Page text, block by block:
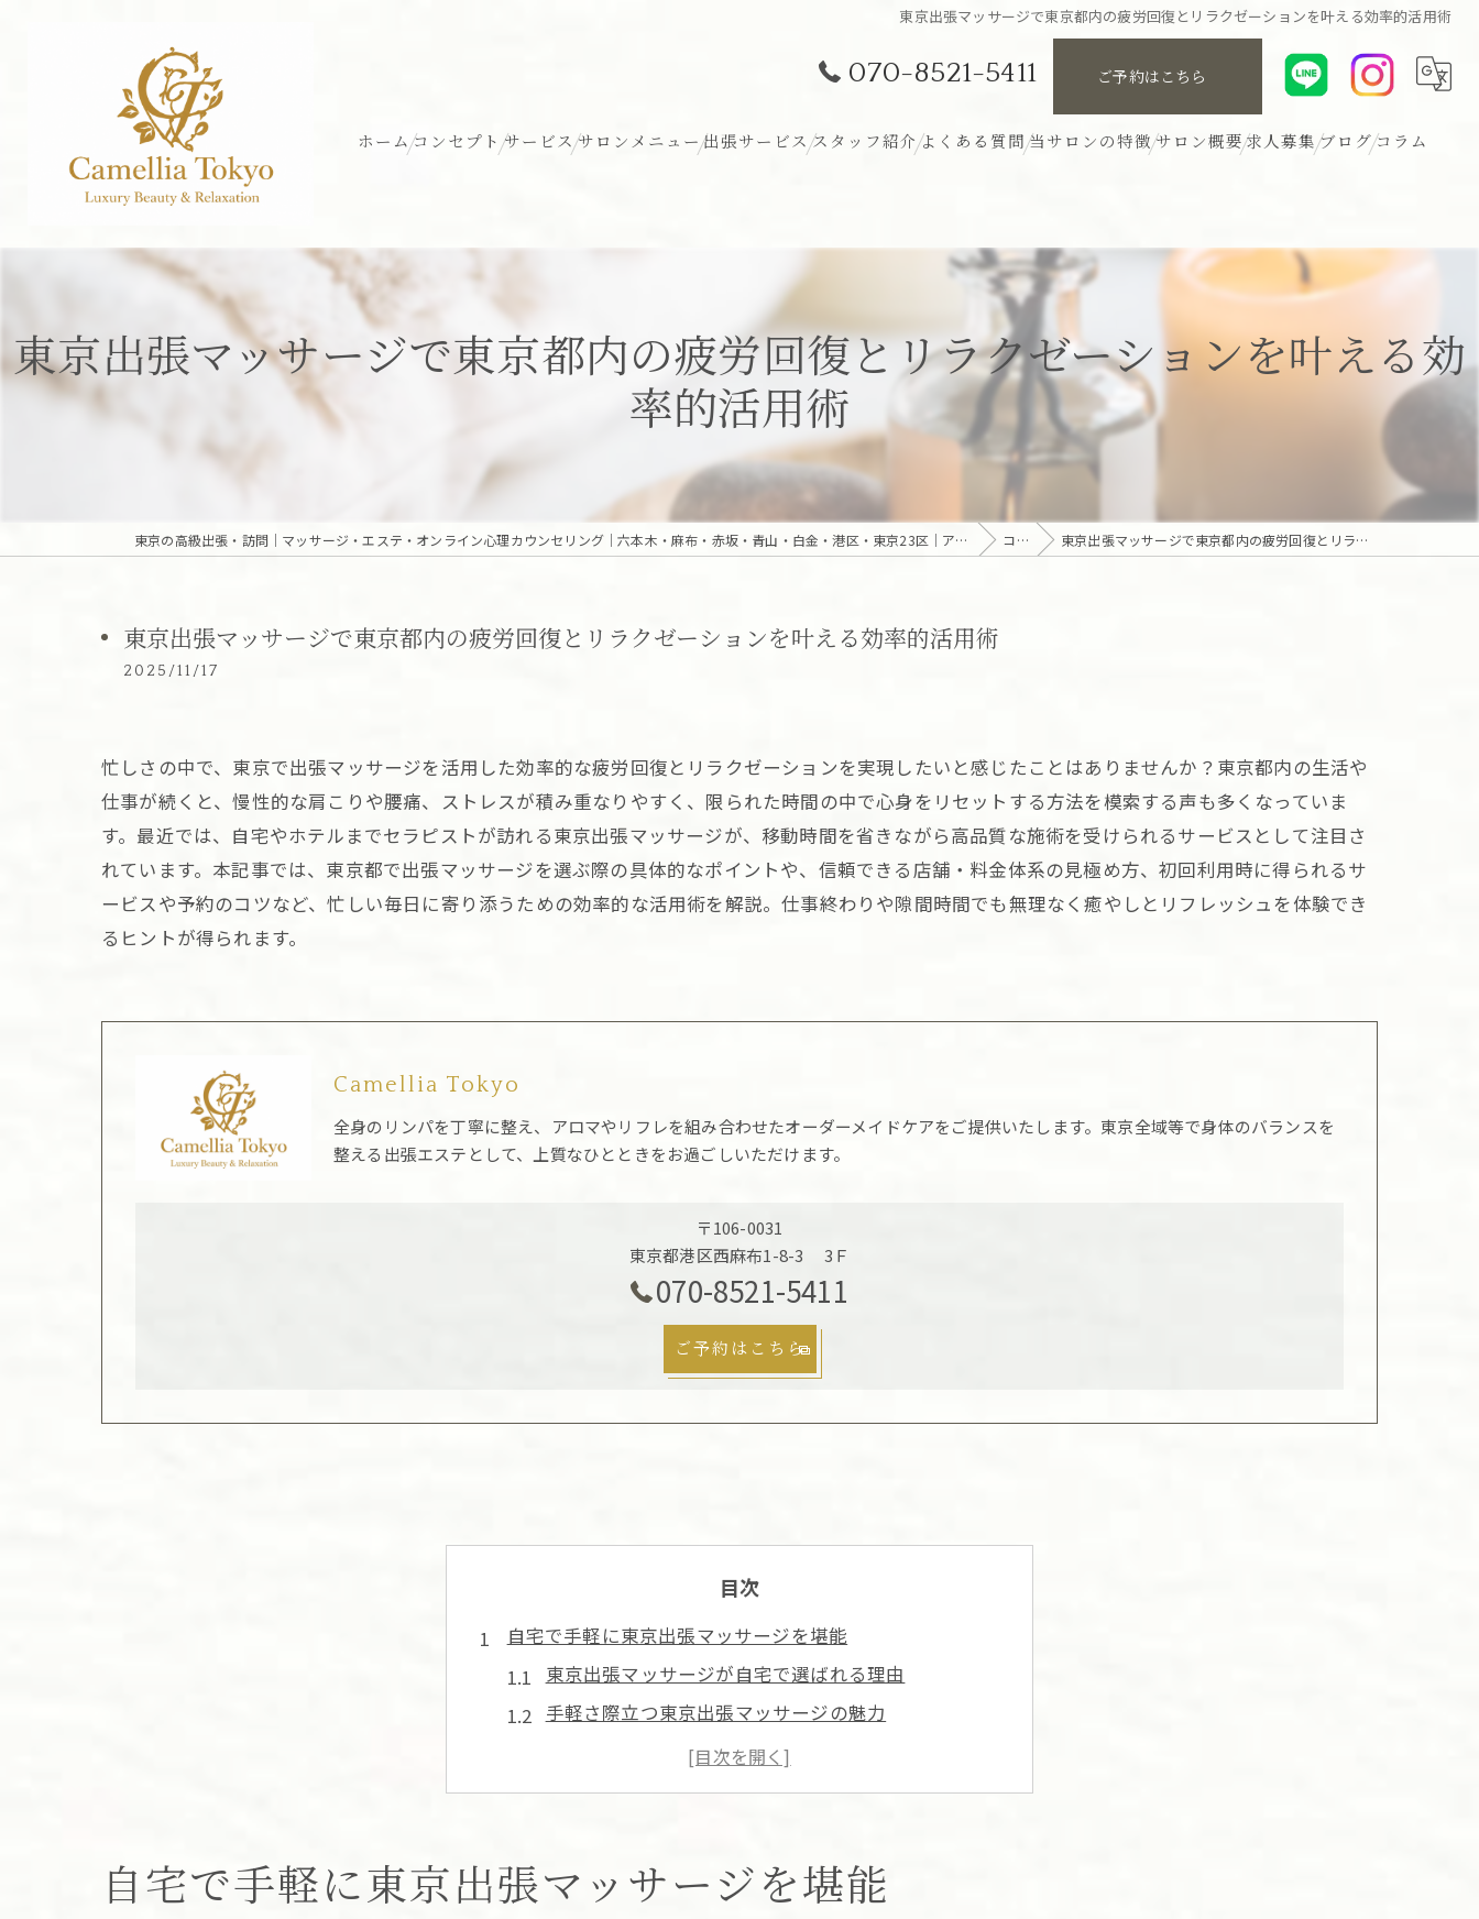
東京出張マッサージで東京都内の疲労回復とリラクゼーションを叶える効率的活用術
070-8521-5411 ご予約はこちら
ホーム コンセプト サービス サロンメニュー 出張サービス スタッフ紹介 よくある質問 当サロンの特徴
アロマ
ヘッド
サロン概要 求人募集 ブログコラム
東京出張マッサージで東京都内の疲労回復とリラクゼーションを叶える効
率的活用術
東京の高級出張・訪問｜マッサージ・エステ・オンライン心理カウンセリング｜六本木・麻布・赤坂・青山・白金・港区・東京23区｜アロマオイルとディープリンパで贅沢なひとときを「Camellia Tokyo（カメリア東京）」 コラム 東京出張マッサージで東京都内の疲労回復とリラクゼーションを叶える効率的活用術
東京出張マッサージで東京都内の疲労回復とリラクゼーションを叶える効率的活用術
2025/11/17
忙しさの中で、東京で出張マッサージを活用した効率的な疲労回復とリラクゼーションを実現したいと感じたことはありませんか？東京都内の生活や
仕事が続くと、慢性的な肩こりや腰痛、ストレスが積み重なりやすく、限られた時間の中で心身をリセットする方法を模索する声も多くなっていま
す。最近では、自宅やホテルまでセラピストが訪れる東京出張マッサージが、移動時間を省きながら高品質な施術を受けられるサービスとして注目さ
れています。本記事では、東京都で出張マッサージを選ぶ際の具体的なポイントや、信頼できる店舗・料金体系の見極め方、初回利用時に得られるサ
ービスや予約のコツなど、忙しい毎日に寄り添うための効率的な活用術を解説。仕事終わりや隙間時間でも無理なく癒やしとリフレッシュを体験でき
るヒントが得られます。
Camellia Tokyo
全身のリンパを丁寧に整え、アロマやリフレを組み合わせたオーダーメイドケアをご提供いたします。東京全域等で身体のバランスを
整える出張エステとして、上質なひとときをお過ごしいただけます。
〒106-0031
東京都港区西麻布1-8-3 3Ｆ
070-8521-5411
ご予約はこちら
目次
自宅で手軽に東京出張マッサージを堪能
東京出張マッサージが自宅で選ばれる理由
手軽さ際立つ東京出張マッサージの魅力
東京出張マッサージで自宅リラックス体験
癒しを自宅で叶える東京出張マッサージ活用法
疲労回復に東京出張マッサージが選ばれる理由
東京出張マッサージで効率的に疲労回復
自宅で手軽に東京出張マッサージを堪能